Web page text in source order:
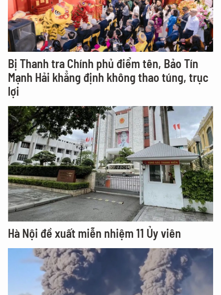
Bị Thanh tra Chính phủ điểm tên, Bảo Tín
Mạnh Hải khẳng định không thao túng, trục
lợi
Hà Nội đề xuất miễn nhiệm 11 Ủy viên